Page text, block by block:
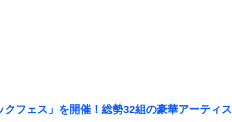
フェス」を開催！総勢32組の豪華アーティス